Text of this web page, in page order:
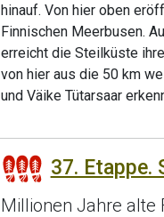
hinauf. Von hier oben
Finnischen Meerbusen.
erreicht die Steilküste
von hier aus die 50 km
und Väike Tütarsaar
37. Etappe.
Millionen Jahre alte